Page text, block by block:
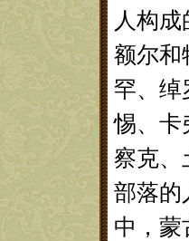
人构
额尔和
罕、绰
惕、卡
察克、
部落的
中，蒙